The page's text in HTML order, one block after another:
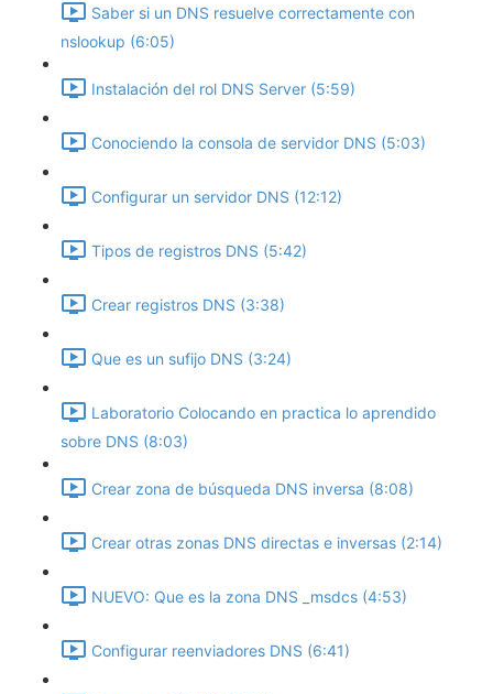
Saber si un DNS resuelve correctamente con
nslookup (6:05)
Instalación del rol DNS Server (5:59)
Conociendo la consola de servidor DNS (5:03)
Configurar un servidor DNS (12:12)
Tipos de registros DNS (5:42)
Crear registros DNS (3:38)
Que es un sufijo DNS (3:24)
Laboratorio Colocando en practica lo aprendido
sobre DNS (8:03)
Crear zona de búsqueda DNS inversa (8:08)
Crear otras zonas DNS directas e inversas (2:14)
NUEVO: Que es la zona DNS _msdcs (4:53)
Configurar reenviadores DNS (6:41)